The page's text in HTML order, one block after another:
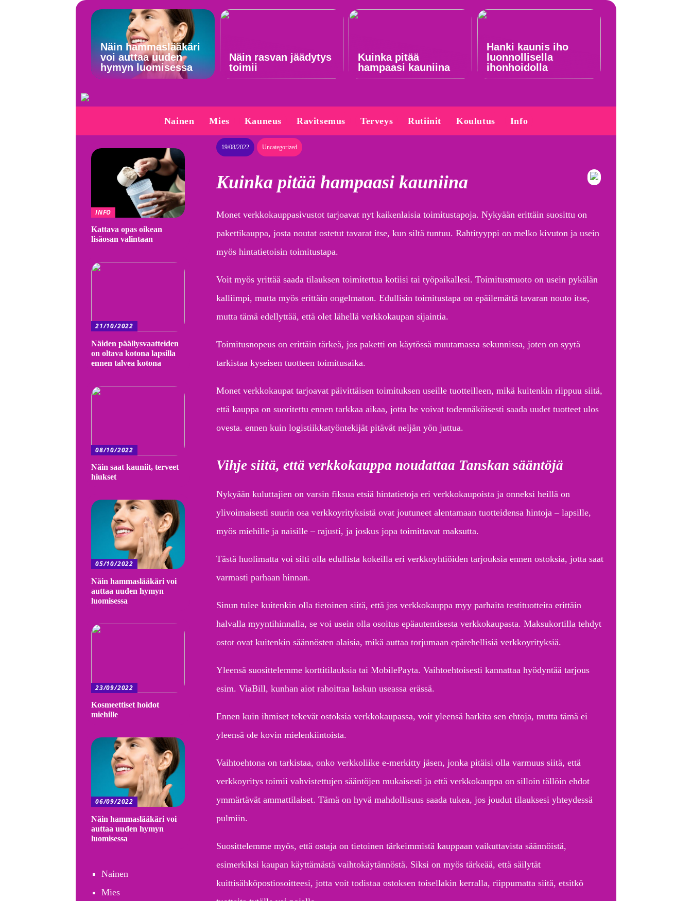
Näin hammaslääkäri
voi auttaa uuden
hymyn luomisessa
Näin rasvan jäädytys
toimii
Kuinka pitää
hampaasi kauniina
Hanki kaunis iho
luonnollisella
ihonhoidolla
Nainen Mies Kauneus Ravitsemus Terveys Rutiinit Koulutus Info
19/08/2022 Uncategorized
Kuinka pitää hampaasi kauniina
Monet verkkokauppasivustot tarjoavat nyt kaikenlaisia toimitustapoja. Nykyään erittäin suosittu on
pakettikauppa, josta noutat ostetut tavarat itse, kun siltä tuntuu. Rahtityyppi on melko kivuton ja usein
myös hintatietoisin toimitustapa.
Voit myös yrittää saada tilauksen toimitettua kotiisi tai työpaikallesi. Toimitusmuoto on usein pykälän
kalliimpi, mutta myös erittäin ongelmaton. Edullisin toimitustapa on epäilemättä tavaran nouto itse,
mutta tämä edellyttää, että olet lähellä verkkokaupan sijaintia.
Toimitusnopeus on erittäin tärkeä, jos paketti on käytössä muutamassa sekunnissa, joten on syytä
tarkistaa kyseisen tuotteen toimitusaika.
Monet verkkokaupat tarjoavat päivittäisen toimituksen useille tuotteilleen, mikä kuitenkin riippuu siitä,
että kauppa on suoritettu ennen tarkkaa aikaa, jotta he voivat todennäköisesti saada uudet tuotteet ulos
ovesta. ennen kuin logistiikkatyöntekijät pitävät neljän yön juttua.
Vihje siitä, että verkkokauppa noudattaa Tanskan sääntöjä
Nykyään kuluttajien on varsin fiksua etsiä hintatietoja eri verkkokaupoista ja onneksi heillä on
ylivoimaisesti suurin osa verkkoyrityksistä ovat joutuneet alentamaan tuotteidensa hintoja – lapsille,
myös miehille ja naisille – rajusti, ja joskus jopa toimittavat maksutta.
Tästä huolimatta voi silti olla edullista kokeilla eri verkkoyhtiöiden tarjouksia ennen ostoksia, jotta saat
varmasti parhaan hinnan.
Sinun tulee kuitenkin olla tietoinen siitä, että jos verkkokauppa myy parhaita testituotteita erittäin
halvalla myyntihinnalla, se voi usein olla osoitus epäautentisesta verkkokaupasta. Maksukortilla tehdyt
ostot ovat kuitenkin säännösten alaisia, mikä auttaa torjumaan epärehellisiä verkkoyrityksiä.
Yleensä suosittelemme korttitilauksia tai MobilePayta. Vaihtoehtoisesti kannattaa hyödyntää tarjous
esim. ViaBill, kunhan aiot rahoittaa laskun useassa erässä.
Ennen kuin ihmiset tekevät ostoksia verkkokaupassa, voit yleensä harkita sen ehtoja, mutta tämä ei
yleensä ole kovin mielenkiintoista.
Vaihtoehtona on tarkistaa, onko verkkoliike e-merkitty jäsen, jonka pitäisi olla varmuus siitä, että
verkkoyritys toimii vahvistettujen sääntöjen mukaisesti ja että verkkokauppa on silloin tällöin ehdot
ymmärtävät ammattilaiset. Tämä on hyvä mahdollisuus saada tukea, jos joudut tilauksesi yhteydessä
pulmiin.
Suosittelemme myös, että ostaja on tietoinen tärkeimmistä kauppaan vaikuttavista säännöistä,
esimerkiksi kaupan käyttämästä vaihtokäytännöstä. Siksi on myös tärkeää, että säilytät
kuittisähköpostiosoitteesi, jotta voit todistaa ostoksen toisellakin kerralla, riippumatta siitä, etsitkö
INFO
Kattava opas oikean
lisäosan valintaan
21/10/2022
Näiden päällysvaatteiden
on oltava kotona lapsilla
ennen talvea kotona
08/10/2022
Näin saat kauniit, terveet
hiukset
05/10/2022
Näin hammaslääkäri voi
auttaa uuden hymyn
luomisessa
23/09/2022
Kosmeettiset hoidot
miehille
06/09/2022
Näin hammaslääkäri voi
auttaa uuden hymyn
luomisessa
Nainen
Mies